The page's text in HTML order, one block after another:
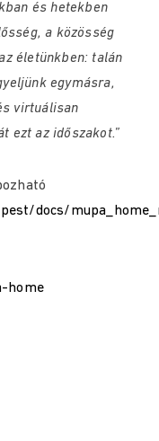
és hetekben
a közösség
életünkben: talán
egymásra,
virtuálisan
ezt az időszakot.”​
docs/
home